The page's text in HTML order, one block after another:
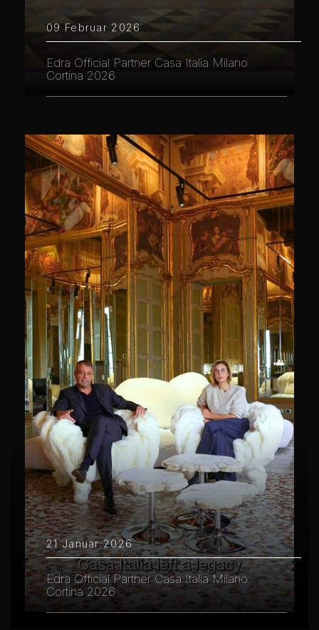
09 Februar 2026
Edra Official Partner Casa Italia Milano
Cortina 2026
21 Januar 2026
Edra Official Partner Casa Italia Milano
Cortina 2026